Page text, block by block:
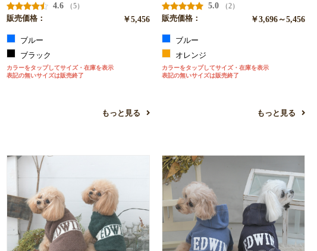
4.6
（5）
販売価格：
￥5,456
ブルー
ブラック
カラーをタップしてサイズ・在庫を表示
表記の無いサイズは販売終了
もっと見る
5.0
（2）
販売価格：
￥3,696～5,456
ブルー
オレンジ
カラーをタップしてサイズ・在庫を表示
表記の無いサイズは販売終了
もっと見る